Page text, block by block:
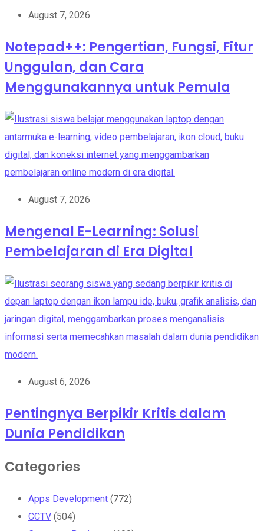
August 7, 2026
Notepad++: Pengertian, Fungsi, Fitur
Unggulan, dan Cara
Menggunakannya untuk Pemula
August 7, 2026
Mengenal E-Learning: Solusi
Pembelajaran di Era Digital
August 6, 2026
Pentingnya Berpikir Kritis dalam
Dunia Pendidikan
Categories
Apps Development (772)
CCTV (504)